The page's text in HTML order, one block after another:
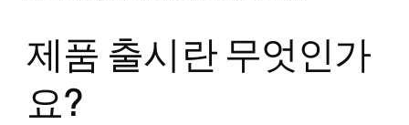
제품 출시란 무엇인가
요?